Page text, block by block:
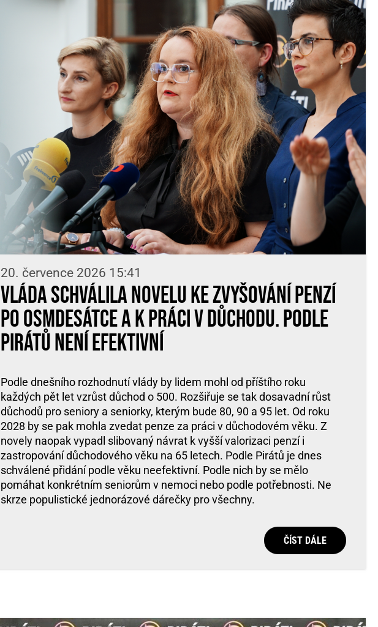
20. července 2026 15:41
Vláda schválila novelu ke zvyšování penzí
po osmdesátce a k práci v důchodu. Podle
Pirátů není efektivní
Podle dnešního rozhodnutí vlády by lidem mohl od příštího roku
každých pět let vzrůst důchod o 500. Rozšiřuje se tak dosavadní růst
důchodů pro seniory a seniorky, kterým bude 80, 90 a 95 let. Od roku
2028 by se pak mohla zvedat penze za práci v důchodovém věku. Z
novely naopak vypadl slibovaný návrat k vyšší valorizaci penzí i
zastropování důchodového věku na 65 letech. Podle Pirátů je dnes
schválené přidání podle věku neefektivní. Podle nich by se mělo
pomáhat konkrétním seniorům v nemoci nebo podle potřebnosti. Ne
skrze populistické jednorázové dárečky pro všechny.
ČÍST DÁLE